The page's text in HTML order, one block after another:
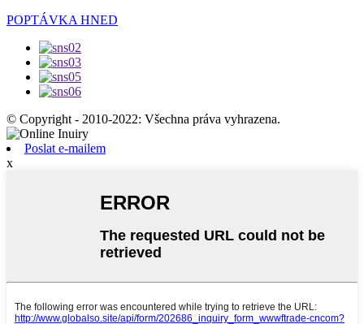
POPTÁVKA HNED
© Copyright - 2010-2022: Všechna práva vyhrazena.
Poslat e-mailem
x